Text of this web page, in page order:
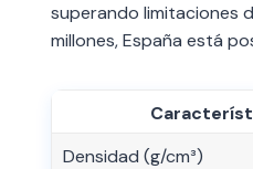
superando limitaciones
millones, España está
Densidad (g/cm³)